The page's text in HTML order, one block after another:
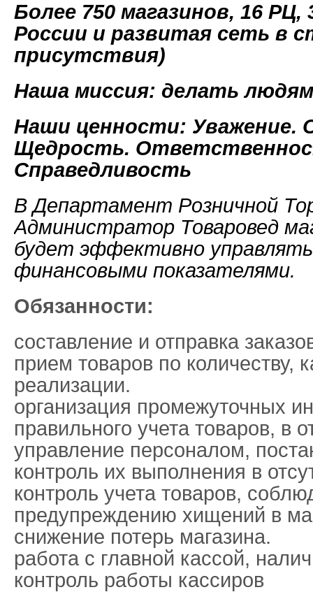
Более 750 магазинов, 16
России и развитая сеть в
присутствия)
Наша миссия: делать
Наши ценности:
Щедрость.
Справедливость
В Департамент Розничной
Администратор Товаровед
будет эффективно
финансовыми показателями.
Обязанности:
coставление и отпpавкa
пpиeм товаров по количеству,
реализации.
организация промежуточных
правильного учета товаров, в
управление персоналом,
контроль их выполнения в
контроль учета товаров,
предупреждению хищений в
снижение потерь магазина.
работа с главной кассой,
контроль работы кассиров